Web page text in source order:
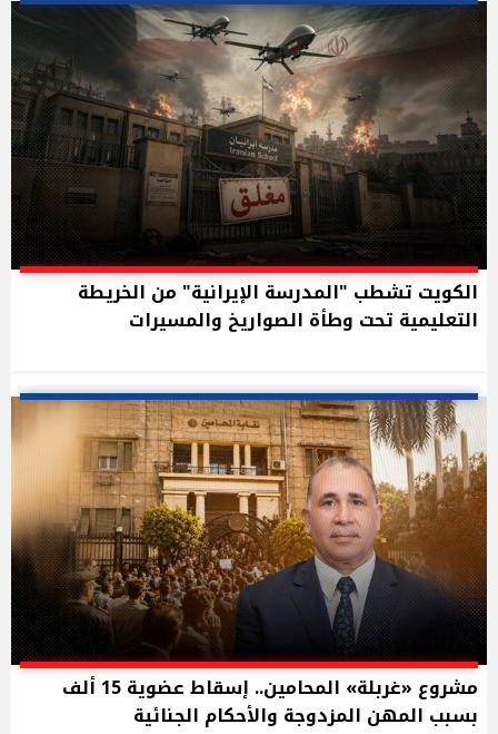
الكويت تشطب "المدرسة الإيرانية" من الخريطة
التعليمية تحت وطأة الصواريخ والمسيرات
مشروع «غربلة» المحامين.. إسقاط عضوية 15 ألف
بسبب المهن المزدوجة والأحكام الجنائية